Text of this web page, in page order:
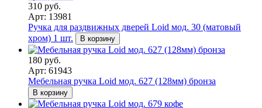
310 руб.
Арт: 13981
Ручка для раздвижных дверей Loid мод. 30 (матовый
хром) 1 шт.
В корзину
180 руб.
Арт: 61943
Мебельная ручка Loid мод. 627 (128мм) бронза
В корзину